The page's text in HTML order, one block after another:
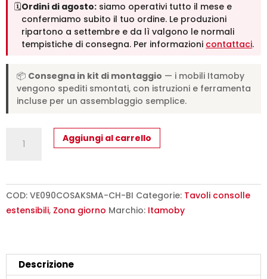
🗓️Ordini di agosto: siamo operativi tutto il mese e
confermiamo subito il tuo ordine. Le produzioni
ripartono a settembre e da lì valgono le normali
tempistiche di consegna. Per informazioni contattaci.
📦 Consegna in kit di montaggio — i mobili Itamoby
vengono spediti smontati, con istruzioni e ferramenta
incluse per un assemblaggio semplice.
allungabile
Saki
Small
Aggiungi al carrello
COD: VE090COSAKSMA-CH-BI Categorie: Tavoli consolle
estensibili, Zona giorno Marchio: Itamoby
Descrizione